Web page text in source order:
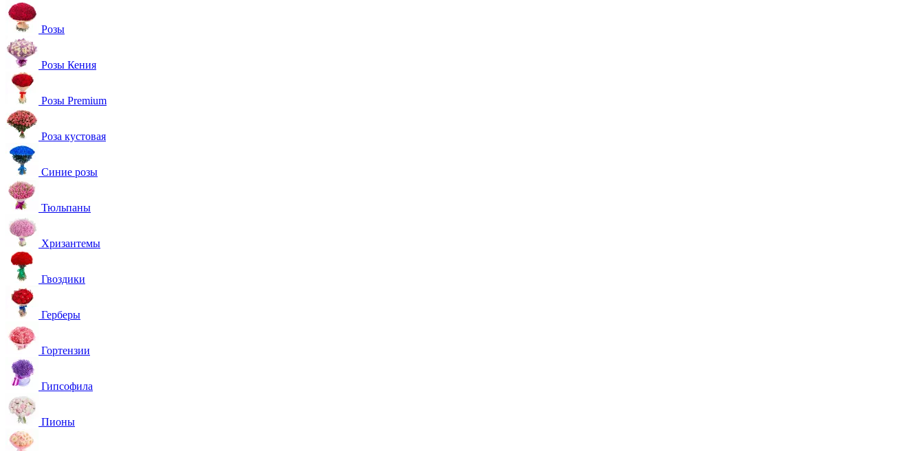
Розы
Розы Кения
Розы Premium
Роза кустовая
Синие розы
Тюльпаны
Хризантемы
Гвоздики
Герберы
Гортензии
Гипсофила
Пионы